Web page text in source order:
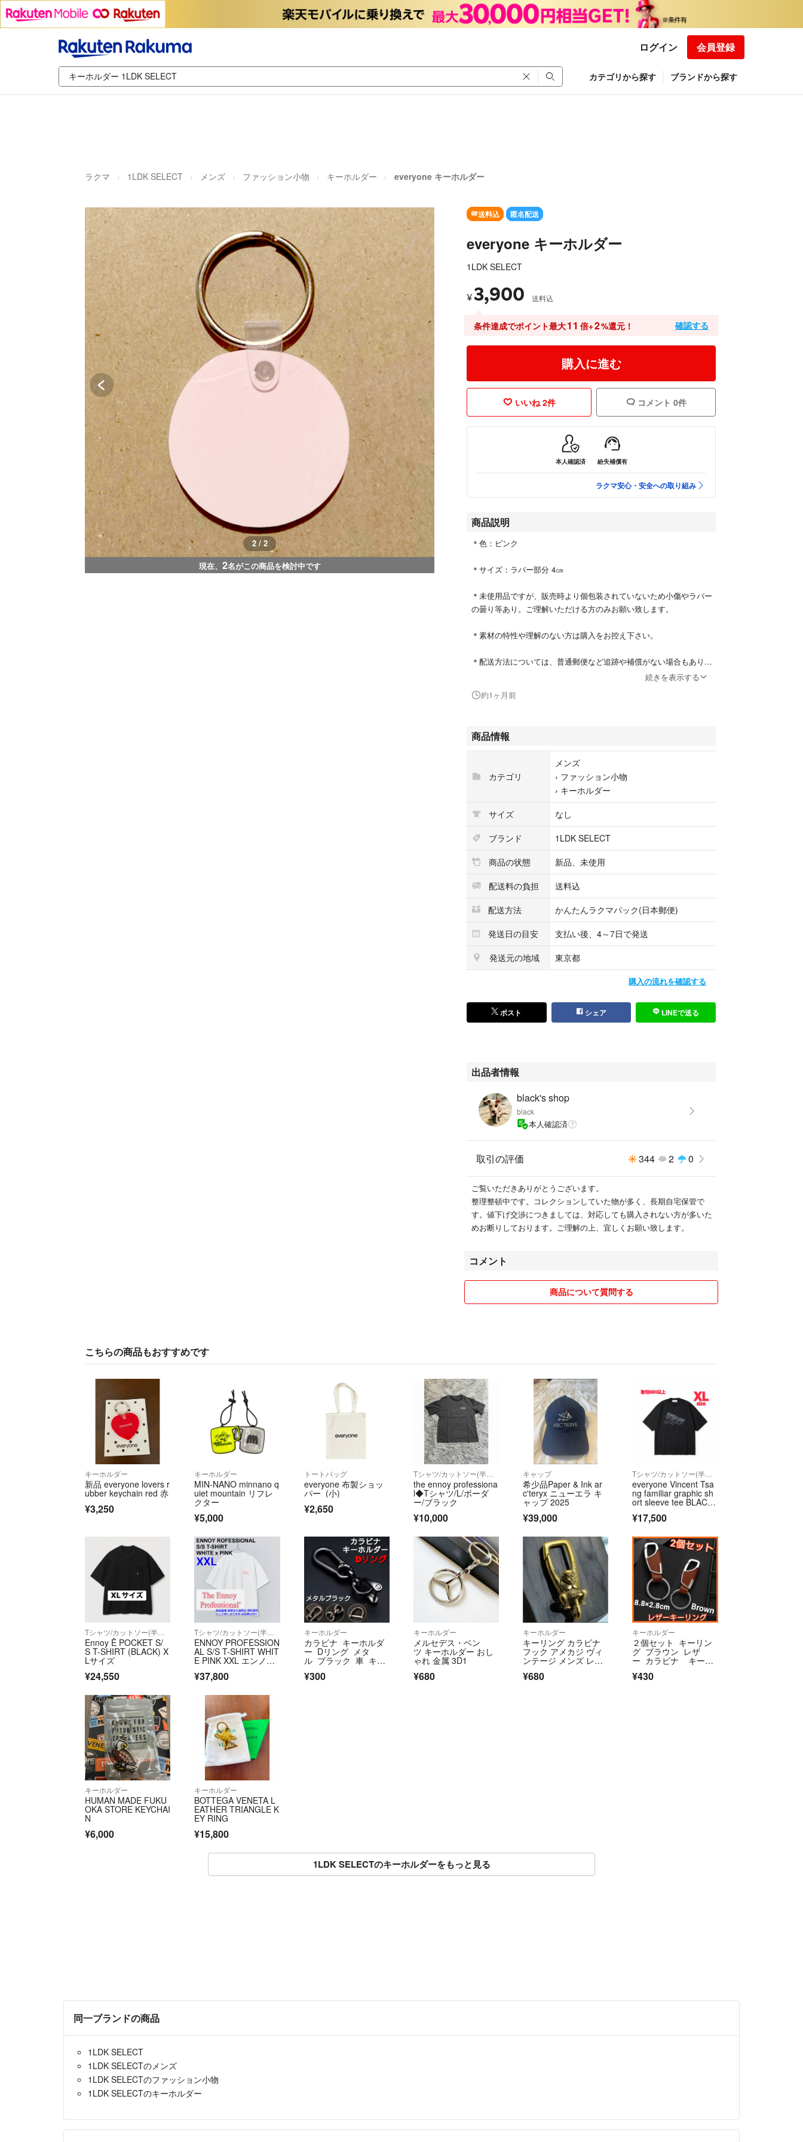
ログイン 会員登録
カテゴリから探す ブランドから探す
ラクマ 1LDK SELECT メンズ ファッション小物 キーホルダー everyone キーホルダー
1 / 2
現在、 2名がこの商品を検討中です
送料込 匿名配送
everyone キーホルダー
1LDK SELECT
¥3,900 送料込
条件達成でポイント最大11 倍+2%還元！ 確認する
購入に進む
いいね 2件 コメント 0件
本人確認済 紛失補償有
ラクマ安心・安全への取り組み
商品説明
＊色：ピンク
＊サイズ：ラバー部分 4㎝
＊未使用品ですが、販売時より個包装されていないため小傷やラバー
の曇り等あり。ご理解いただける方のみお願い致します。
＊素材の特性や理解のない方は購入をお控え下さい。
＊配送方法については、普通郵便など追跡や補償がない場合もありま
す。簡易梱包、規定サイズ内に小さくさせていただきます。予めご了
＃三好良
＃チャーム
続きを表示する
約1ヶ月前
商品情報
カテゴリ
メンズ
› ファッション小物
› キーホルダー
サイズ
なし
ブランド
1LDK SELECT
商品の状態
新品、未使用
配送料の負担
送料込
配送方法
かんたんラクマパック(日本郵便)
発送日の目安
支払い後、4～7日で発送
発送元の地域
東京都
購入の流れを確認する
ポスト シェア LINEで送る
出品者情報
black's shop
black
本人確認済
取引の評価 344 2 0
ご覧いただきありがとうございます。
整理整頓中です。コレクションしていた物が多く、長期自宅保管で
す。値下げ交渉につきましては、対応しても購入されない方が多いた
めお断りしております。ご理解の上、宜しくお願い致します。
コメント
商品について質問する
こちらの商品もおすすめです
キーホルダー
新品 everyone lovers r
ubber keychain red 赤
¥3,250
キーホルダー
MIN-NANO minnano q
uiet mountain リフレ
クター
¥5,000
トートバッグ
everyone 布製ショッ
パー (小)
¥2,650
Tシャツ/カットソー(半袖/袖なし)
the ennoy professiona
l◆Tシャツ/L/ボーダ
ー/ブラック
¥10,000
キャップ
希少品Paper & Ink ar
c'teryx ニューエラ キ
ャップ 2025
¥39,000
Tシャツ/カットソー(半袖/袖なし)
everyone Vincent Tsa
ng familiar graphic sh
ort sleeve tee BLAC
¥17,500
Ennoy Ē POCKET S/
S T-SHIRT (BLACK) X
Lサイズ
¥24,550
ENNOY PROFESSION
AL S/S T-SHIRT WHIT
E PINK XXL エンノ
ツ ピンク
¥37,800
キーホルダー
カラビナ キーホルダ
ー Dリング メタ
ル ブラック 車 キー
チェーン 黒色
¥300
キーホルダー
メルセデス・ベン
ツ キーホルダー おし
ゃれ 金属 3D1
¥680
キーホルダー
キーリング カラビナ
フック アメカジ ヴィ
ンテージ メンズ レデ
ィース サル プレゼン
ト ストリート 男女兼
¥680
キーホルダー
２個セット キーリン
グ ブラウン レザ
ー カラビナ キーホ
ルダー アクセサリー
¥430
キーホルダー
HUMAN MADE FUKU
OKA STORE KEYCHAI
N
¥6,000
キーホルダー
BOTTEGA VENETA L
EATHER TRIANGLE K
EY RING
¥15,800
1LDK SELECTのキーホルダーをもっと見る
同一ブランドの商品
1LDK SELECT
1LDK SELECTのメンズ
1LDK SELECTのファッション小物
1LDK SELECTのキーホルダー